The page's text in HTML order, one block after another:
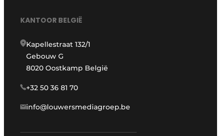
KANTOOR BELGIË
Kapellestraat 132/1
Gebouw G
8020 Oostkamp België
+32 50 36 81 70
info@louwersmediagroep.be